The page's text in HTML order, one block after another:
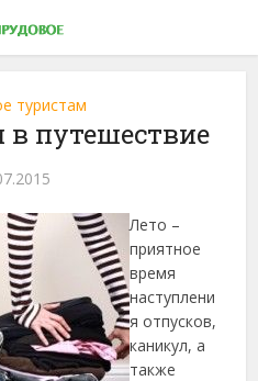
туристам
в путешествие
Лето –
приятное
время
наступлени
я отпусков,
каникул, а
также